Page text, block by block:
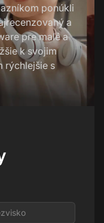
ponúkli
a
pre malé a
k svojim
rýchlejšie s